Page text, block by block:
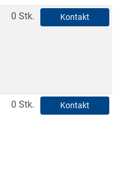
0 Stk. Kontakt
0 Stk. Kontakt